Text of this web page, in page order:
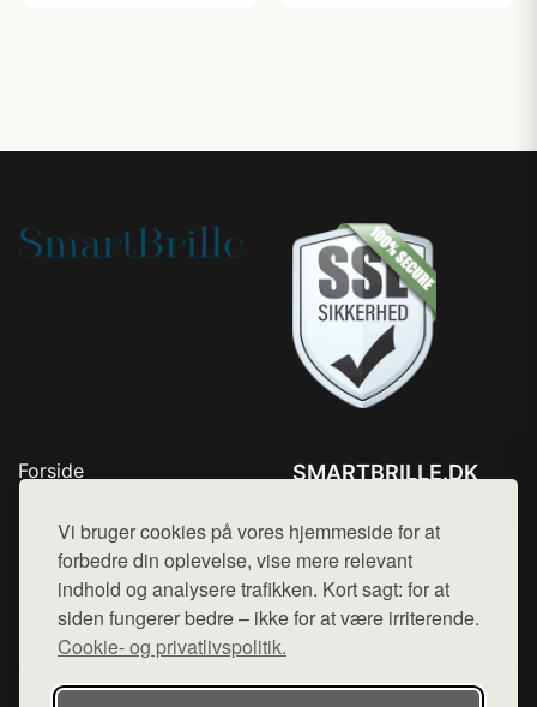
Vi bruger cookies på vores hjemmeside for at
forbedre din oplevelse, vise mere relevant
indhold og analysere trafikken. Kort sagt: for at
siden fungerer bedre – ikke for at være irriterende.
Cookie- og privatlivspolitik.
Forside
Top Rabatter
Blog
Kontakt
SMARTBRILLE.DK
Mail: hej@want.dk
Cookie- og privatlivspolitik